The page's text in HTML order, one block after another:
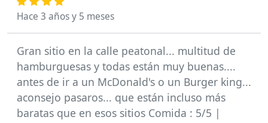
Hace 3 años y 5 meses
Gran sitio en la calle peatonal... multitud de
hamburguesas y todas están muy buenas....
antes de ir a un McDonald's o un Burger king...
aconsejo pasaros... que están incluso más
baratas que en esos sitios Comida : 5/5 |